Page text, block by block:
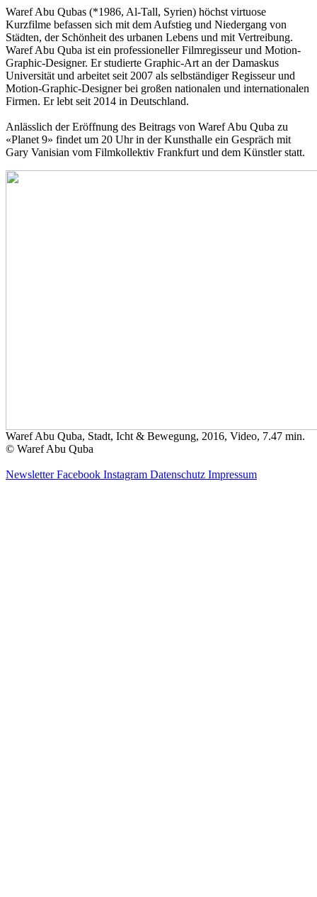
Waref Abu Qubas (*1986, Al-Tall, Syrien) höchst virtuose
Kurzfilme befassen sich mit dem Aufstieg und Niedergang von
Städten, der Schönheit des urbanen Lebens und mit Vertreibung.
Waref Abu Quba ist ein professioneller Filmregisseur und Motion-
Graphic-Designer. Er studierte Graphic-Art an der Damaskus
Universität und arbeitet seit 2007 als selbständiger Regisseur und
Motion-Graphic-Designer bei großen nationalen und internationalen
Firmen. Er lebt seit 2014 in Deutschland.
Anlässlich der Eröffnung des Beitrags von Waref Abu Quba zu
«Planet 9» findet um 20 Uhr in der Kunsthalle ein Gespräch mit
Gary Vanisian vom Filmkollektiv Frankfurt und dem Künstler statt.
Waref Abu Quba, Stadt, Icht & Bewegung, 2016, Video, 7.47 min.
© Waref Abu Quba
NewsletterFacebook Instagram Datenschutz Impressum